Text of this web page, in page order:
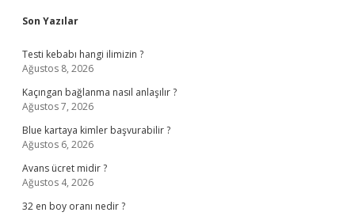
Sidebar
Son Yazılar
Testi kebabı hangi ilimizin ?
Ağustos 8, 2026
Kaçıngan bağlanma nasıl anlaşılır ?
Ağustos 7, 2026
Blue kartaya kimler başvurabilir ?
Ağustos 6, 2026
Avans ücret midir ?
Ağustos 4, 2026
32 en boy oranı nedir ?